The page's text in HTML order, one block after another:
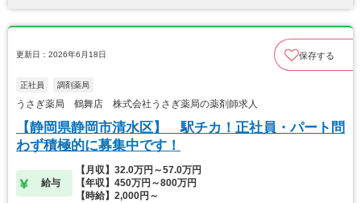
更新日：2026年6月18日 保存する
正社員 調剤薬局
うさぎ薬局 鶴舞店 株式会社うさぎ薬局の薬剤師求人
【静岡県静岡市清水区】 駅チカ！正社員・パート問
わず積極的に募集中です！
給与
【月収】32.0万円～57.0万円
【年収】450万円～800万円
【時給】2,000円～